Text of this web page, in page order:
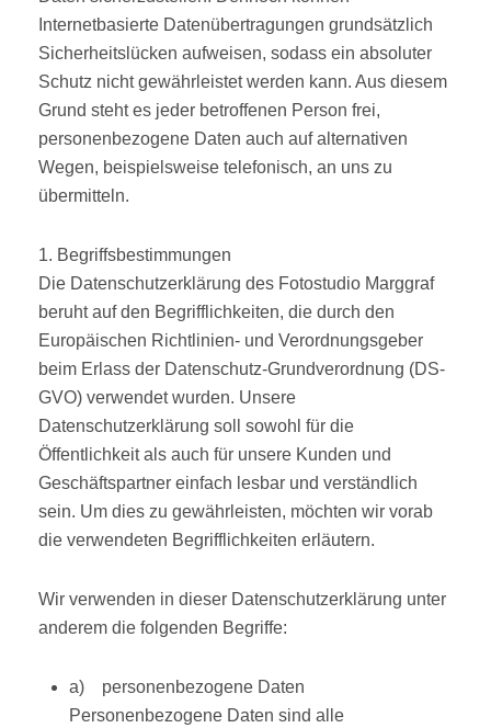
Internetbasierte Datenübertragungen grundsätzlich
Sicherheitslücken aufweisen, sodass ein absoluter
Schutz nicht gewährleistet werden kann. Aus diesem
Grund steht es jeder betroffenen Person frei,
personenbezogene Daten auch auf alternativen
Wegen, beispielsweise telefonisch, an uns zu
übermitteln.
1. Begriffsbestimmungen
Die Datenschutzerklärung des Fotostudio Marggraf
beruht auf den Begrifflichkeiten, die durch den
Europäischen Richtlinien- und Verordnungsgeber
beim Erlass der Datenschutz-Grundverordnung (DS-
GVO) verwendet wurden. Unsere
Datenschutzerklärung soll sowohl für die
Öffentlichkeit als auch für unsere Kunden und
Geschäftspartner einfach lesbar und verständlich
sein. Um dies zu gewährleisten, möchten wir vorab
die verwendeten Begrifflichkeiten erläutern.
Wir verwenden in dieser Datenschutzerklärung unter
anderem die folgenden Begriffe:
a) personenbezogene Daten
Personenbezogene Daten sind alle